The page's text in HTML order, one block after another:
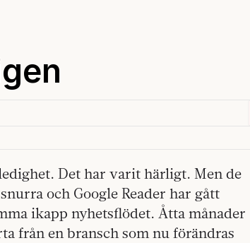
Det har varit härligt. Men de
och Google Reader har gått
ikapp nyhetsflödet. Åtta månader
från en bransch som nu förändras